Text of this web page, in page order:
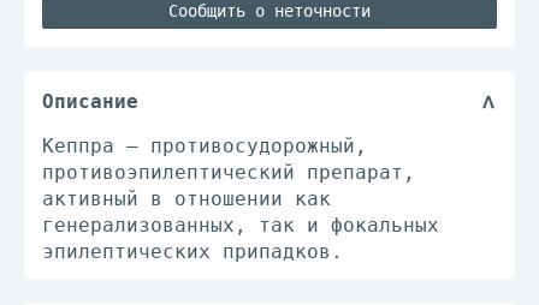
Сообщить о неточности
Описание
Кеппра – противосудорожный,
противоэпилептический препарат,
активный в отношении как
генерализованных, так и фокальных
эпилептических припадков.